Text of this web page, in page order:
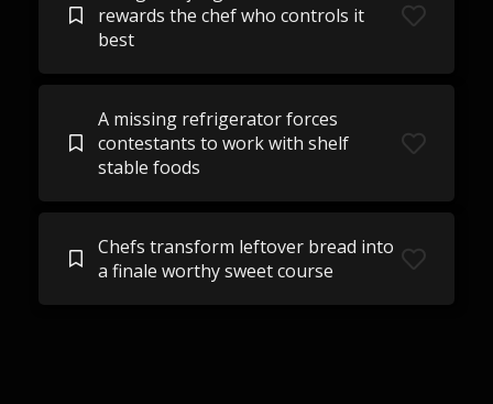
rewards the chef who controls it
best
A missing refrigerator forces
contestants to work with shelf
stable foods
Chefs transform leftover bread into
a finale worthy sweet course